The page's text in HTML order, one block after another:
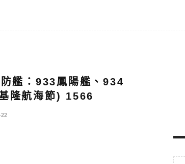
艦：933鳳陽艦、934
隆航海節) 1566